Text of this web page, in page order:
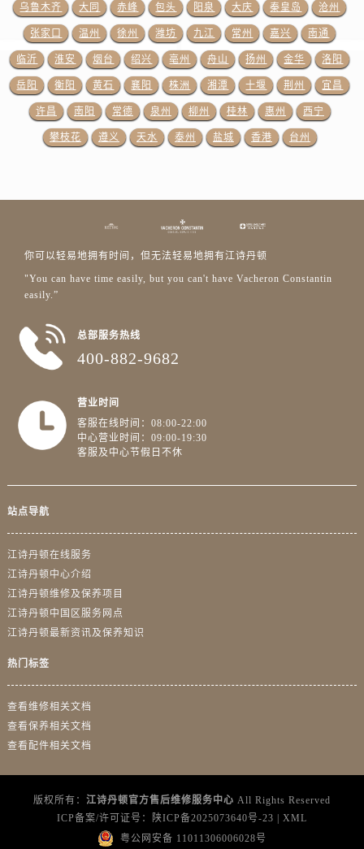
江苏省宿迁市宿城区西湖路江诗丹顿售后服务中心（需提前预约）
江苏省泰州市海陵区永定东路399号置地商务中心东塔（华润万象城）17层1706室江诗丹顿售后服务中心（需提前预约）
江苏省徐州市鼓楼区淮海东路29号苏宁广场IFC国际金融中心35层3508室江诗丹顿售后服务中心（需提前预约）
江苏省盐城市盐都区世纪大道5号盐城金融城写字楼1号楼16层1604室江诗丹顿售后服务中心（需提前预约）
江苏省扬州市邗江区国展路29号星耀天地写字楼1号楼18层1803室江诗丹顿售后服务中心（需提前预约）
山东省日照市东港区烟台路江诗丹顿售后服务中心（需提前预约）
乌鲁木齐 大同 赤峰 包头 阳泉 大庆 秦皇岛 沧州
张家口 温州 徐州 潍坊 九江 常州 嘉兴 南通
临沂 淮安 烟台 绍兴 亳州 舟山 扬州 金华 洛阳
岳阳 衡阳 黄石 襄阳 株洲 湘潭 十堰 荆州 宜昌
许昌 南阳 常德 泉州 柳州 桂林 惠州 西宁
攀枝花 遵义 天水 泰州 盐城 香港 台州
你可以轻易地拥有时间，但无法轻易地拥有江诗丹顿
"You can have time easily, but you can't have Vacheron Constantin
easily.”
总部服务热线
400-882-9682
营业时间
客服在线时间：08:00-22:00
中心营业时间：09:00-19:30
客服及中心节假日不休
站点导航
江诗丹顿在线服务
江诗丹顿中心介绍
江诗丹顿维修及保养项目
江诗丹顿中国区服务网点
江诗丹顿最新资讯及保养知识
热门标签
查看维修相关文档
查看保养相关文档
查看配件相关文档
版权所有： 江诗丹顿官方售后维修服务中心 All Rights Reserved
ICP备案/许可证号：
陕ICP备2025073640号-23
XML
粤公网安备 11011306006028号